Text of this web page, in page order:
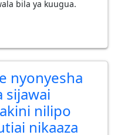
bila ya kuugua.
nyonyesha
sijawai
nilipo
nikaaza